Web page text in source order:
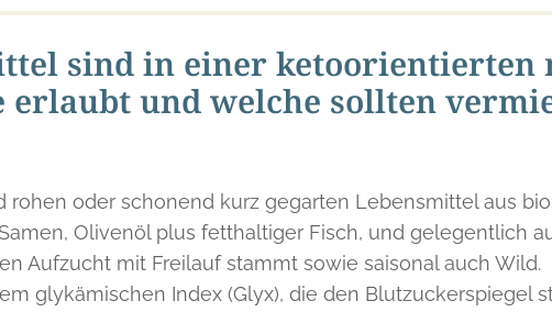
sind in einer ketoorientierten
erlaubt und welche sollten
rohen oder schonend kurz gegarten Lebensmittel aus
Olivenöl plus fetthaltiger Fisch, und gelegentlich
Aufzucht mit Freilauf stammt sowie saisonal auch Wild.
glykämischen Index (Glyx), die den Blutzuckerspiegel